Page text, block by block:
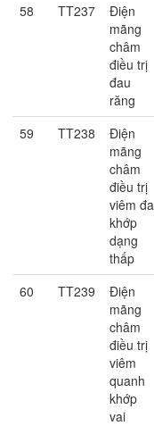
58 TT237
Điện
mãng
châm
điều trị
đau
răng
59 TT238
Điện
mãng
châm
điều trị
viêm đa
khớp
dạng
thấp
60 TT239
Điện
mãng
châm
điều trị
viêm
quanh
khớp
vai